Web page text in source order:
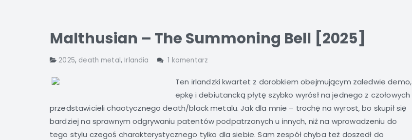
Malthusian – The Summoning Bell [2025]
2025, death metal, Irlandia 1 komentarz
Ten irlandzki kwartet z dorobkiem obejmującym zaledwie demo,
epkę i debiutancką płytę szybko wyrósł na jednego z czołowych
przedstawicieli chaotycznego death/black metalu. Jak dla mnie – trochę na wyrost, bo skupił się
bardziej na sprawnym odgrywaniu patentów podpatrzonych u innych, niż na wprowadzeniu do
tego stylu czegoś charakterystycznego tylko dla siebie. Sam zespół chyba też doszedł do